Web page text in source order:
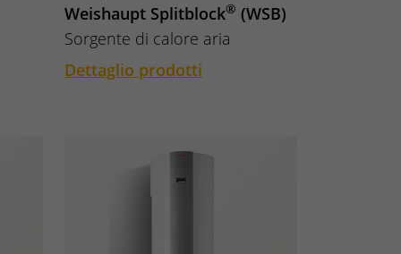
Weishaupt Splitblock® (WSB)
Sorgente di calore aria
Dettaglio prodotti